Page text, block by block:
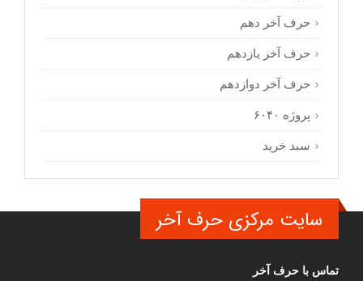
حرف آخر دهم
حرف آخر یازدهم
حرف آخر دوازدهم
پروژه ۶۰۴۰
سبد خرید
سایت مرکزی حرف آخر
تماس با حرف آخر